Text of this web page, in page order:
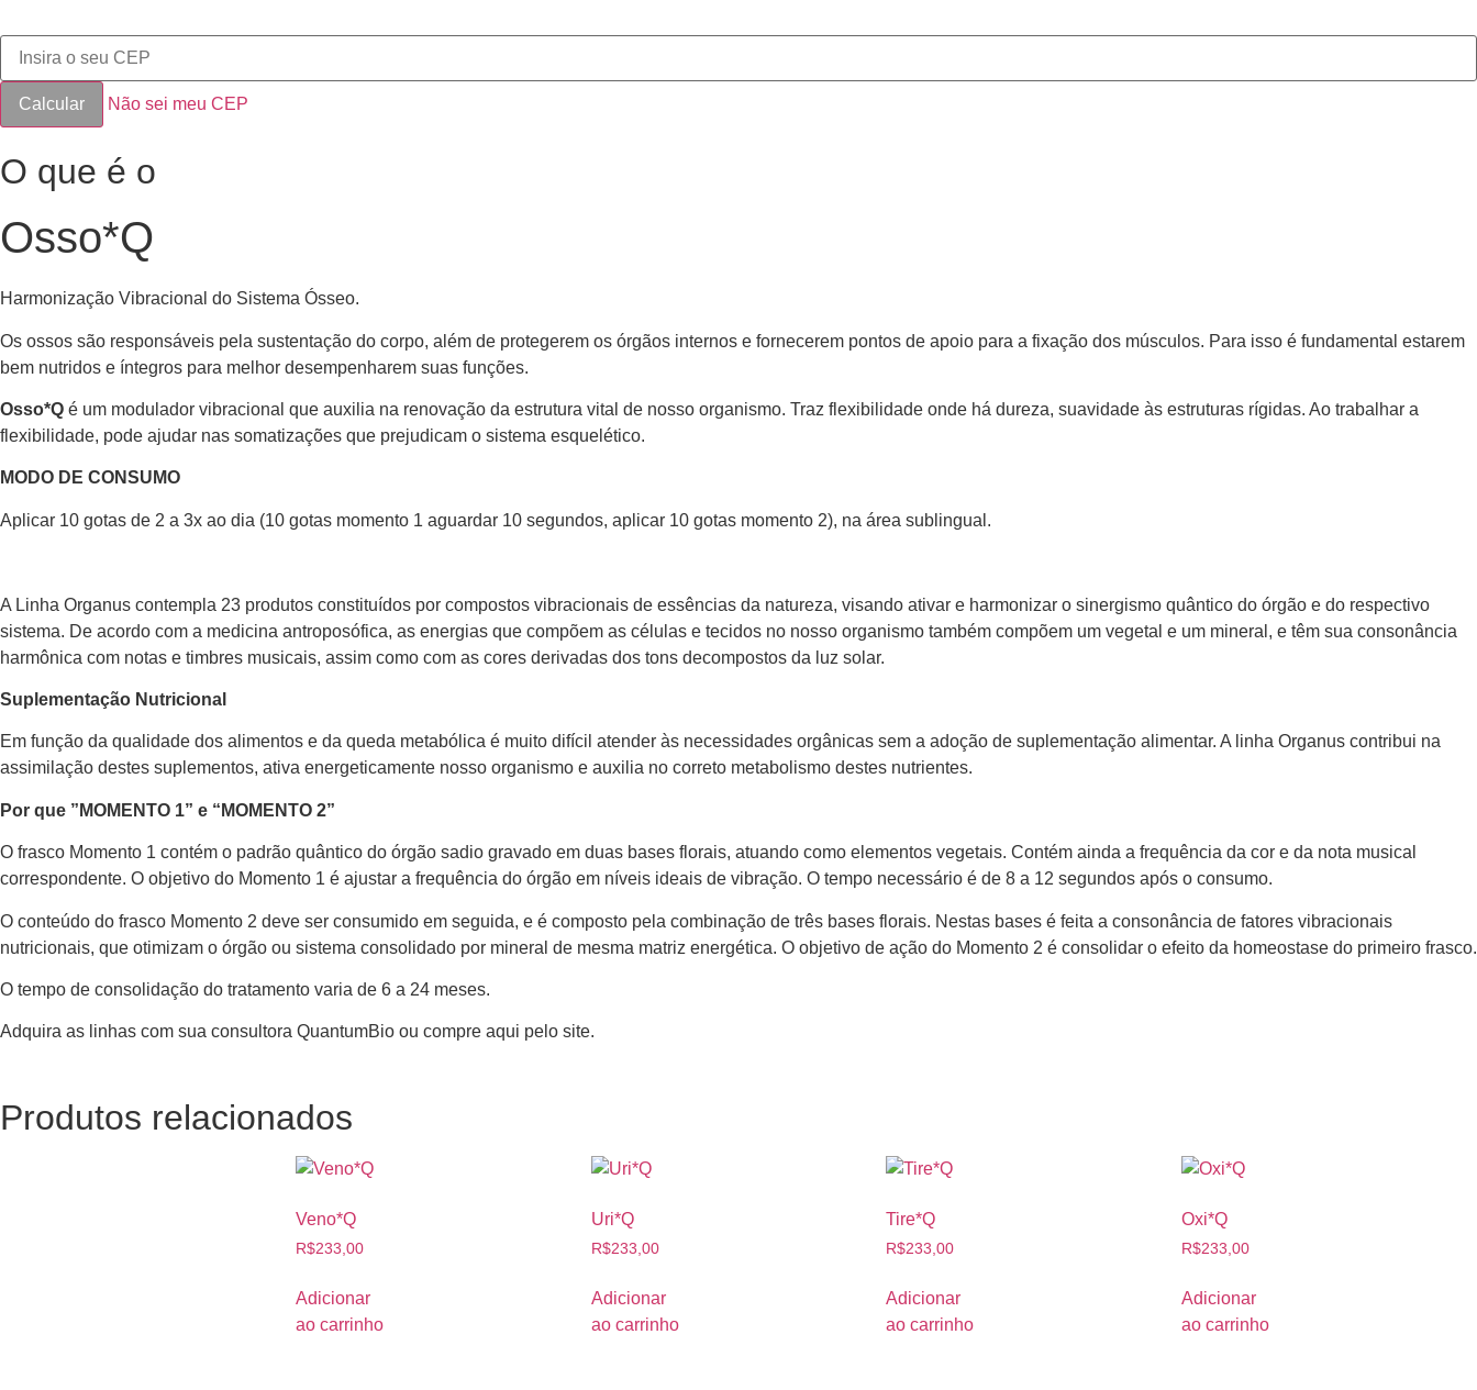
Não sei meu CEP
O que é o
Osso*Q
Harmonização Vibracional do Sistema Ósseo.
Os ossos são responsáveis pela sustentação do corpo, além de protegerem os órgãos internos e fornecerem pontos de apoio para a fixação dos músculos. Para isso é fundamental estarem
bem nutridos e íntegros para melhor desempenharem suas funções.
Osso*Q é um modulador vibracional que auxilia na renovação da estrutura vital de nosso organismo. Traz flexibilidade onde há dureza, suavidade às estruturas rígidas. Ao trabalhar a
flexibilidade, pode ajudar nas somatizações que prejudicam o sistema esquelético.
MODO DE CONSUMO
Aplicar 10 gotas de 2 a 3x ao dia (10 gotas momento 1 aguardar 10 segundos, aplicar 10 gotas momento 2), na área sublingual.
A Linha Organus contempla 23 produtos constituídos por compostos vibracionais de essências da natureza, visando ativar e harmonizar o sinergismo quântico do órgão e do respectivo
sistema. De acordo com a medicina antroposófica, as energias que compõem as células e tecidos no nosso organismo também compõem um vegetal e um mineral, e têm sua consonância
harmônica com notas e timbres musicais, assim como com as cores derivadas dos tons decompostos da luz solar.
Suplementação Nutricional
Em função da qualidade dos alimentos e da queda metabólica é muito difícil atender às necessidades orgânicas sem a adoção de suplementação alimentar. A linha Organus contribui na
assimilação destes suplementos, ativa energeticamente nosso organismo e auxilia no correto metabolismo destes nutrientes.
Por que ”MOMENTO 1” e “MOMENTO 2”
O frasco Momento 1 contém o padrão quântico do órgão sadio gravado em duas bases florais, atuando como elementos vegetais. Contém ainda a frequência da cor e da nota musical
correspondente. O objetivo do Momento 1 é ajustar a frequência do órgão em níveis ideais de vibração. O tempo necessário é de 8 a 12 segundos após o consumo.
O conteúdo do frasco Momento 2 deve ser consumido em seguida, e é composto pela combinação de três bases florais. Nestas bases é feita a consonância de fatores vibracionais
nutricionais, que otimizam o órgão ou sistema consolidado por mineral de mesma matriz energética. O objetivo de ação do Momento 2 é consolidar o efeito da homeostase do primeiro frasco.
O tempo de consolidação do tratamento varia de 6 a 24 meses.
Adquira as linhas com sua consultora QuantumBio ou compre aqui pelo site.
Produtos relacionados
Veno*Q
R$233,00
Adicionar
ao carrinho
Uri*Q
R$233,00
Adicionar
ao carrinho
Tire*Q
R$233,00
Adicionar
ao carrinho
Oxi*Q
R$233,00
Adicionar
ao carrinho